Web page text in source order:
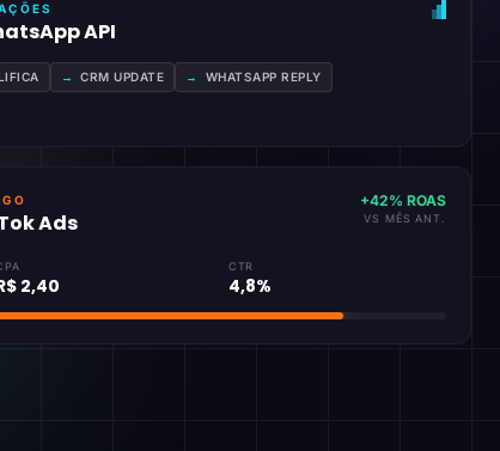
API
→ CRM UPDATE → WHATSAPP REPLY
Ads
+42% ROAS
VS MÊS ANT.
2,40
CTR
4,8%